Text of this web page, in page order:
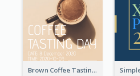
Brown Coffee Tasting Day In December Invitation